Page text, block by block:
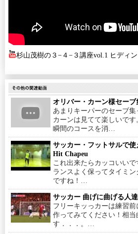
杉山茂樹の３−４−３講座vol.1 ヒディ
オリバー・カーン様セーブ
あまりキーパーのセーブ集
カーンは見てて楽しいです
瞬間のコースを消…
サッカー・フットサルで
Hit Chapeu
これ出来たらカッコいい
ランスよく保ってタイミ
ですね！…
サッカー 曲げに曲げる人達
フリーキッっカーは練習
作ってみてください！相当
す．．．。…